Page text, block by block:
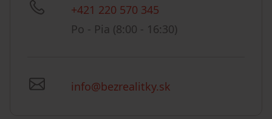
+421 220 570 345
Po - Pia (8:00 - 16:30)
info@bezrealitky.sk